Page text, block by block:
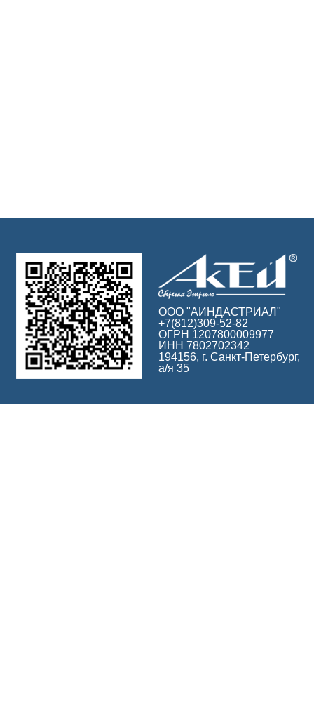
ООО "АИНДАСТРИАЛ"
+7(812)309-52-82
ОГРН 1207800009977
ИНН 7802702342
194156, г. Санкт-Петербург,
а/я 35